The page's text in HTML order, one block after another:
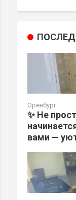
Оренбург
✨ Не
вами —